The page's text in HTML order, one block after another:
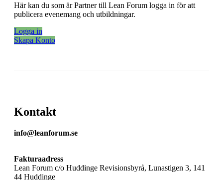
Här kan du som är Partner till Lean Forum logga in för att
publicera evenemang och utbildningar.
Logga in
Skapa Konto
Kontakt
info@leanforum.se
Fakturaadress
Lean Forum c/o Huddinge Revisionsbyrå, Lunastigen 3, 141
44 Huddinge